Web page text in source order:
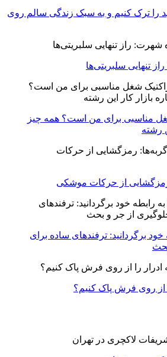
را ترک کنیم و به سبک زندگی سالم روی
تنهایی سلبریتی‌ها
شغل مناسبی برای من است؟ همه چیز
رشته
رمزگشایی از حرکات موشکی
خود برگردانید: ترفندهای ساده برای
از روی فرش پاک کنیم؟